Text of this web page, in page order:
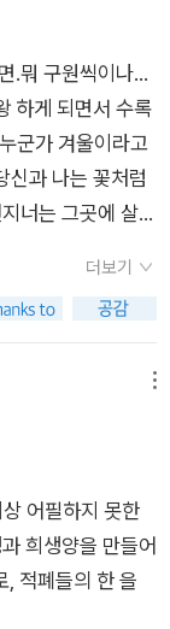
, 이정록, 박라
, 김선우, 이기
한 지가 문득ㅡ
다 대낮보다 찬란
철한 뭇별들도 궤
만 알 뿐이다집도
나는 보았다 단
래도 획을 그을
롭다는 것을ㅡ
.뭐 구원씩이나...
하게 되면서 수록
군가 겨울이라고
신과 나는 꽃처럼
너는 그곳에 살지
더보기
어필하지 못한
희생양을 만들어
, 적폐들의 한 을